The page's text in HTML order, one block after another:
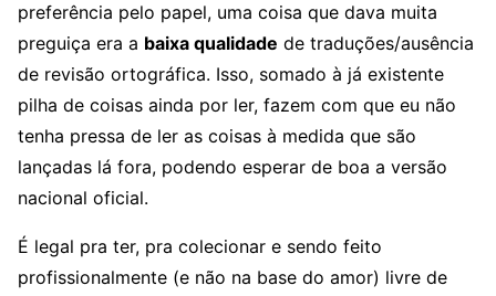
preferência pelo papel, uma coisa que dava muita
preguiça era a baixa qualidade de traduções/ausência
de revisão ortográfica. Isso, somado à já existente
pilha de coisas ainda por ler, fazem com que eu não
tenha pressa de ler as coisas à medida que são
lançadas lá fora, podendo esperar de boa a versão
nacional oficial.
É legal pra ter, pra colecionar e sendo feito
profissionalmente (e não na base do amor) livre de